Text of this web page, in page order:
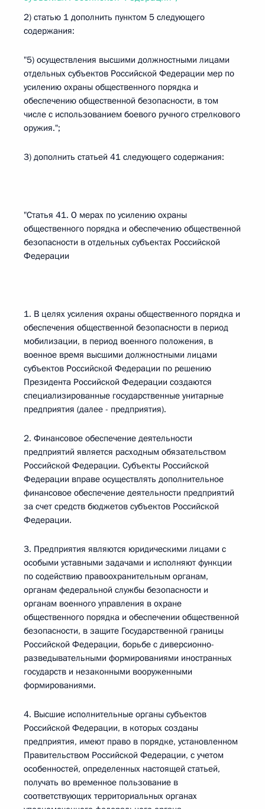
2) статью 1 дополнить пунктом 5 следующего
содержания:
"5) осуществления высшими должностными лицами
отдельных субъектов Российской Федерации мер по
усилению охраны общественного порядка и
обеспечению общественной безопасности, в том
числе с использованием боевого ручного стрелкового
оружия.";
3) дополнить статьей 41 следующего содержания:
"Статья 41. О мерах по усилению охраны
общественного порядка и обеспечению общественной
безопасности в отдельных субъектах Российской
Федерации
1. В целях усиления охраны общественного порядка и
обеспечения общественной безопасности в период
мобилизации, в период военного положения, в
военное время высшими должностными лицами
субъектов Российской Федерации по решению
Президента Российской Федерации создаются
специализированные государственные унитарные
предприятия (далее - предприятия).
2. Финансовое обеспечение деятельности
предприятий является расходным обязательством
Российской Федерации. Субъекты Российской
Федерации вправе осуществлять дополнительное
финансовое обеспечение деятельности предприятий
за счет средств бюджетов субъектов Российской
Федерации.
3. Предприятия являются юридическими лицами с
особыми уставными задачами и исполняют функции
по содействию правоохранительным органам,
органам федеральной службы безопасности и
органам военного управления в охране
общественного порядка и обеспечении общественной
безопасности, в защите Государственной границы
Российской Федерации, борьбе с диверсионно-
разведывательными формированиями иностранных
государств и незаконными вооруженными
формированиями.
4. Высшие исполнительные органы субъектов
Российской Федерации, в которых созданы
предприятия, имеют право в порядке, установленном
Правительством Российской Федерации, с учетом
особенностей, определенных настоящей статьей,
получать во временное пользование в
соответствующих территориальных органах